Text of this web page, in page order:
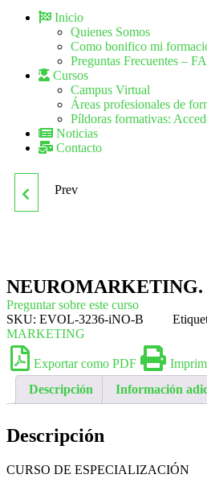
Inicio
Quienes Somos
Como bonifico mi
Preguntas Frecuentes –
Cursos
Campus Virtual
Áreas profesionales de
Píldoras formativas:
Noticias
Contacto
COMM102PO INBOUND
Prev
NEUROMARKETING.
Preguntar sobre este curso
SKU: EVOL-3236-iNO-B
MARKETING
Exportar como PDF
Descripción
Información
Descripción
CURSO DE ESPECIALIZACIÓN